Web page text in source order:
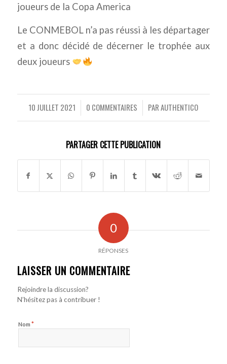
joueurs de la Copa America
Le CONMEBOL n’a pas réussi à les départager
et a donc décidé de décerner le trophée aux
deux joueurs
10 JUILLET 2021
/ 0 COMMENTAIRES
/ PARAUTHENTICO
PARTAGER CETTE PUBLICATION
0
RÉPONSES
LAISSER UN COMMENTAIRE
Rejoindre la discussion?
N’hésitez pas à contribuer !
Nom *